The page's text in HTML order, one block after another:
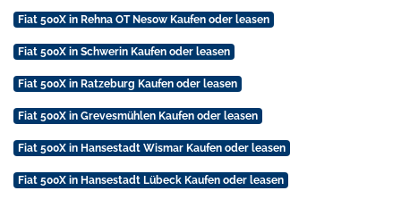
Fiat 500X in Rehna OT Nesow Kaufen oder leasen
Fiat 500X in Schwerin Kaufen oder leasen
Fiat 500X in Ratzeburg Kaufen oder leasen
Fiat 500X in Grevesmühlen Kaufen oder leasen
Fiat 500X in Hansestadt Wismar Kaufen oder leasen
Fiat 500X in Hansestadt Lübeck Kaufen oder leasen